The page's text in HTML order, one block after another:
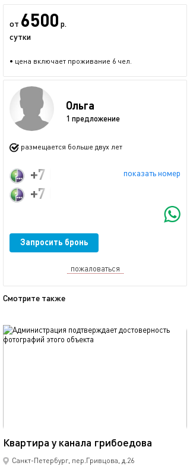
от 6500 р.
сутки
• цена включает проживание 6 чел.
Ольга
1 предложение
размещается больше двух лет
показать номер
+7 (921) 304-90-53
+7 (921) 952-43-60
Запросить бронь
пожаловаться
Смотрите также
Квартира у канала грибоедова
Санкт-Петербург, пер.Гривцова, д.26
обновлено 18.11.2025